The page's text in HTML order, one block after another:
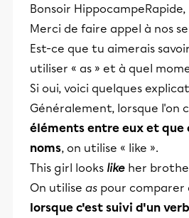
Bonsoir HippocampeRapide,
Merci de faire appel à nos
Est-ce que tu aimerais
utiliser « as » et à quel
Si oui, voici quelques
Généralement, lorsque l'on
éléments entre eux et que
noms, on utilise « like ».
This girl looks like her
On utilise as pour comparer
lorsque c'est suivi d'un